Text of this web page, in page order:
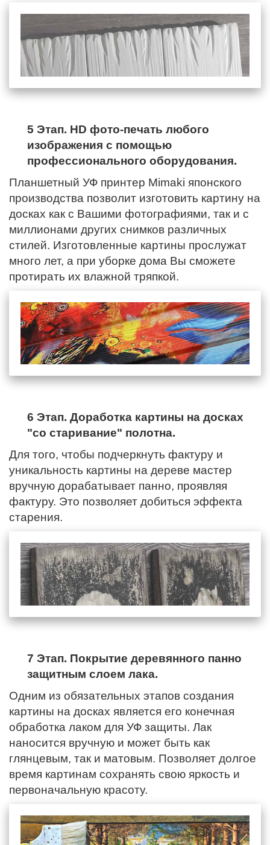
5 Этап. HD фото-печать любого
изображения с помощью
профессионального оборудования.
Планшетный УФ принтер Mimaki японского
производства позволит изготовить картину на
досках как с Вашими фотографиями, так и с
миллионами других снимков различных
стилей. Изготовленные картины прослужат
много лет, а при уборке дома Вы сможете
протирать их влажной тряпкой.
6 Этап. Доработка картины на досках
"со старивание" полотна.
Для того, чтобы подчеркнуть фактуру и
уникальность картины на дереве мастер
вручную дорабатывает панно, проявляя
фактуру. Это позволяет добиться эффекта
старения.
7 Этап. Покрытие деревянного панно
защитным слоем лака.
Одним из обязательных этапов создания
картины на досках является его конечная
обработка лаком для УФ защиты. Лак
наносится вручную и может быть как
глянцевым, так и матовым. Позволяет долгое
время картинам сохранять свою яркость и
первоначальную красоту.